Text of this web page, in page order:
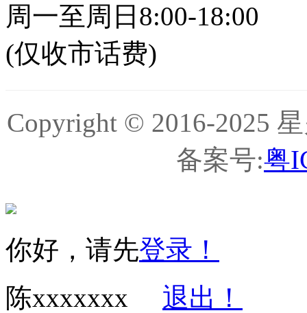
周一至周日8:00-18:00
(仅收市话费)
Copyright © 2016-2025
备案号:粤
你好，请先登录！
陈xxxxxxx
退出！